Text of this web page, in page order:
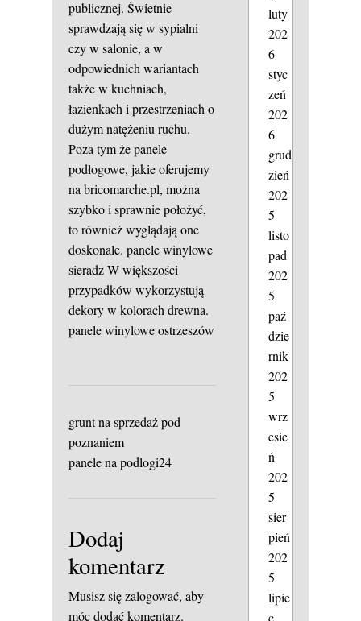
publicznej. Świetnie
sprawdzają się w sypialni
czy w salonie, a w
odpowiednich wariantach
także w kuchniach,
łazienkach i przestrzeniach o
dużym natężeniu ruchu.
Poza tym że panele
podłogowe, jakie oferujemy
na bricomarche.pl, można
szybko i sprawnie położyć,
to również wyglądają one
doskonale. panele winylowe
sieradzW większości
przypadków wykorzystują
dekory w kolorach drewna.
panele winylowe ostrzeszów
grunt na sprzedaż pod
poznaniem
panele na podlogi24
Dodaj
komentarz
Musisz sięzalogować, aby
móc dodać komentarz.
luty
202
6
styc
zeń
202
6
grud
zień
202
5
listo
pad
202
5
paź
dzie
rnik
202
5
wrz
esie
ń
202
5
sier
pień
202
5
lipie
c